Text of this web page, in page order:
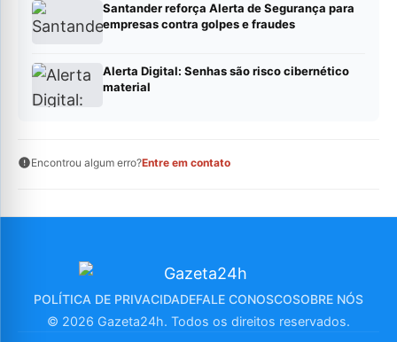
Santander reforça Alerta de Segurança para
empresas contra golpes e fraudes
Alerta Digital: Senhas são risco cibernético
material
Encontrou algum erro?Entre em contato
POLÍTICA DE PRIVACIDADEFALE CONOSCOSOBRE NÓS
© 2026 Gazeta24h. Todos os direitos reservados.